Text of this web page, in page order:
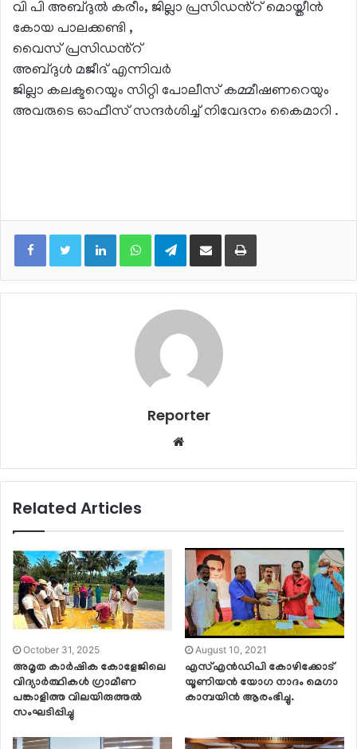
വി പി അബ്ദുൽ കരീം, ജില്ലാ പ്രസിഡൻ്റ് മൊയ്തീൻ
കോയ പാലക്കണ്ടി ,
വൈസ് പ്രസിഡൻ്റ്
അബ്ദുൾ മജീദ് എന്നിവർ
ജില്ലാ കലക്ടറെയും സിറ്റി പോലീസ് കമ്മീഷണറെയും
അവരുടെ ഓഫീസ് സന്ദർശിച്ച് നിവേദനം കൈമാറി .
LinkedInWhatsAppTelegramShare via Email Print
Reporter
Website
Related Articles
October 31, 2025
അമൃത കാർഷിക കോളേജിലെ
വിദ്യാർത്ഥികൾ ഗ്രാമീണ
പങ്കാളിത്ത വിലയിരുത്തൽ
സംഘടിപ്പിച്ചു
August 10, 2021
എസ്എൻഡിപി കോഴിക്കോട്
യൂണിയൻ യോഗ നാദം മെഗാ
കാമ്പയിൻ ആരംഭിച്ചു.